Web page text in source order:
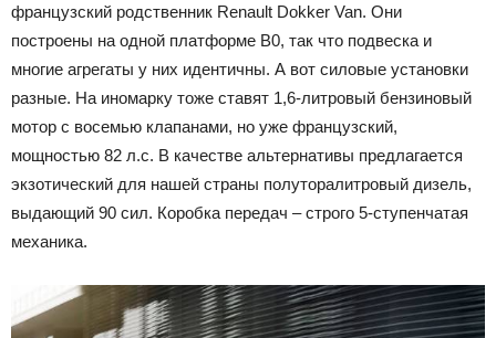
французский родственник Renault Dokker Van. Они
построены на одной платформе В0, так что подвеска и
многие агрегаты у них идентичны. А вот силовые установки
разные. На иномарку тоже ставят 1,6-литровый бензиновый
мотор с восемью клапанами, но уже французский,
мощностью 82 л.с. В качестве альтернативы предлагается
экзотический для нашей страны полуторалитровый дизель,
выдающий 90 сил. Коробка передач – строго 5-ступенчатая
механика.